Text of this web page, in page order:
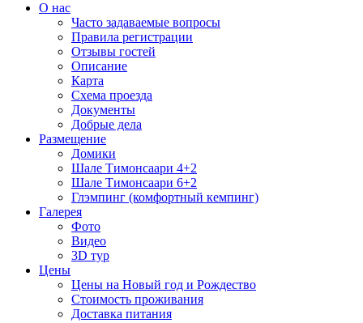
О нас
Часто задаваемые вопросы
Правила регистрации
Отзывы гостей
Описание
Карта
Схема проезда
Документы
Добрые дела
Размещение
Домики
Шале Тимонсаари 4+2
Шале Тимонсаари 6+2
Глэмпинг (комфортный кемпинг)
Галерея
Фото
Видео
3D тур
Цены
Цены на Новый год и Рождество
Стоимость проживания
Доставка питания